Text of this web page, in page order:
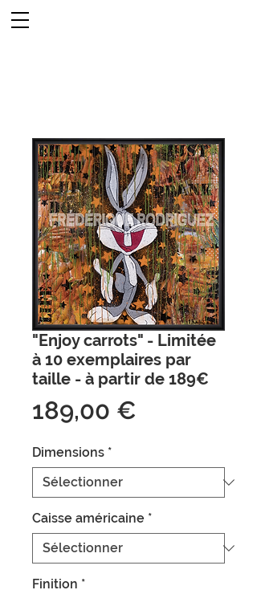
"Enjoy carrots" - Limitée
à 10 exemplaires par
taille - à partir de 189€
189,00 €
Dimensions *
Caisse américaine *
Finition *